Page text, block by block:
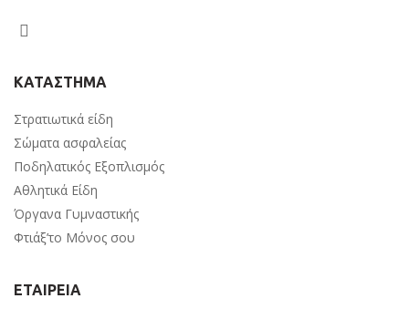
ΚΑΤΑΣΤΗΜΑ
Στρατιωτικά είδη
Σώματα ασφαλείας
Ποδηλατικός Εξοπλισμός
Αθλητικά Είδη
Όργανα Γυμναστικής
Φτιάξ’το Μόνος σου
ΕΤΑΙΡΕΙΑ